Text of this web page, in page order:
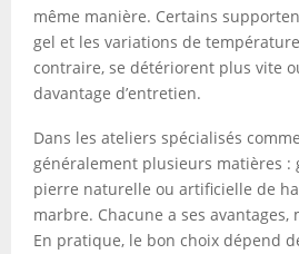
même manière. Certains
gel et les variations de
contraire, se détériorent plus vite
davantage d’entretien.
Dans les ateliers spécialisés comme
généralement plusieurs matières :
pierre naturelle ou artificielle de
marbre. Chacune a ses avantages,
En pratique, le bon choix dépend